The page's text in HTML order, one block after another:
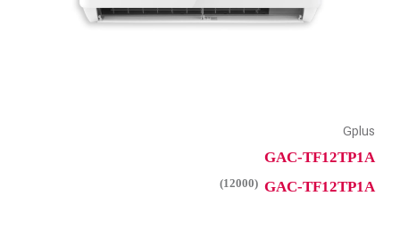
Gplus
GAC-TF12TP1A
GAC-TF12TP1A
(12000)